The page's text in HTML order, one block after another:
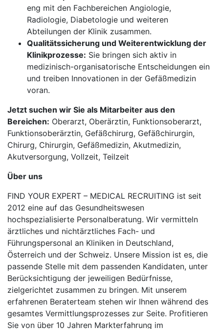
eng mit den Fachbereichen Angiologie,
Radiologie, Diabetologie und weiteren
Abteilungen der Klinik zusammen.
Qualitätssicherung und Weiterentwicklung der
Klinikprozesse: Sie bringen sich aktiv in
medizinisch-organisatorische Entscheidungen ein
und treiben Innovationen in der Gefäßmedizin
voran.
Jetzt suchen wir Sie als Mitarbeiter aus den
Bereichen: Oberarzt, Oberärztin, Funktionsoberarzt,
Funktionsoberärztin, Gefäßchirurg, Gefäßchirurgin,
Chirurg, Chirurgin, Gefäßmedizin, Akutmedizin,
Akutversorgung, Vollzeit, Teilzeit
Über uns
FIND YOUR EXPERT – MEDICAL RECRUITING ist seit
2012 eine auf das Gesundheitswesen
hochspezialisierte Personalberatung. Wir vermitteln
ärztliches und nichtärztliches Fach- und
Führungspersonal an Kliniken in Deutschland,
Österreich und der Schweiz. Unsere Mission ist es, die
passende Stelle mit dem passenden Kandidaten, unter
Berücksichtigung der jeweiligen Bedürfnisse,
zielgerichtet zusammen zu bringen. Mit unserem
erfahrenen Beraterteam stehen wir Ihnen während des
gesamtes Vermittlungsprozesses zur Seite. Profitieren
Sie von über 10 Jahren Markterfahrung im